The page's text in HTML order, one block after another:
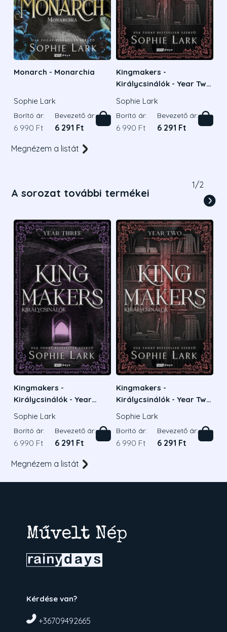
Monarch - Monarchia
Sophie Lark
Borító ár:
6 990 Ft
Bevezető ár:
6 291 Ft
Kingmakers -
Királycsinálók - Year Two
Sophie Lark
Borító ár:
6 990 Ft
Bevezető ár:
6 291 Ft
Megnézem a listát
A sorozat további termékei
1/2
Kingmakers -
Királycsinálók - Year
Sophie Lark
Borító ár:
6 990 Ft
Bevezető ár:
6 291 Ft
Kingmakers -
Királycsinálók - Year Two
Sophie Lark
Borító ár:
6 990 Ft
Bevezető ár:
6 291 Ft
Megnézem a listát
Kérdése van?
+36709492665